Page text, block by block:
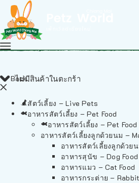
ไม่มีสินค้าในตะกร้า
Back
สัตว์เลี้ยง – Live Pets
อาหารสัตว์เลี้ยง – Pet Food
อาหารสัตว์เลี้ยง – Pet Food
อาหารสัตว์เลี้ยงลูกด้วยนม –
อาหารสัตว์เลี้ยงลูกด้วย
อาหารสุนัข – Dog Food
อาหารแมว – Cat Food
อาหารกระต่าย –